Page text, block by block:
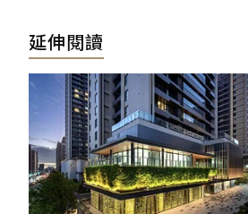
延伸閱讀